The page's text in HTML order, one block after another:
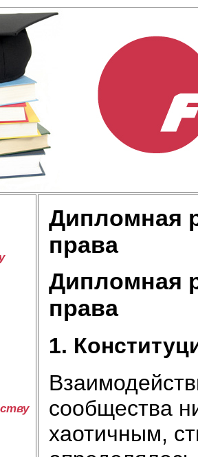
Дипломная
права
Дипломная
права
1.
сообщества
хаотичным,